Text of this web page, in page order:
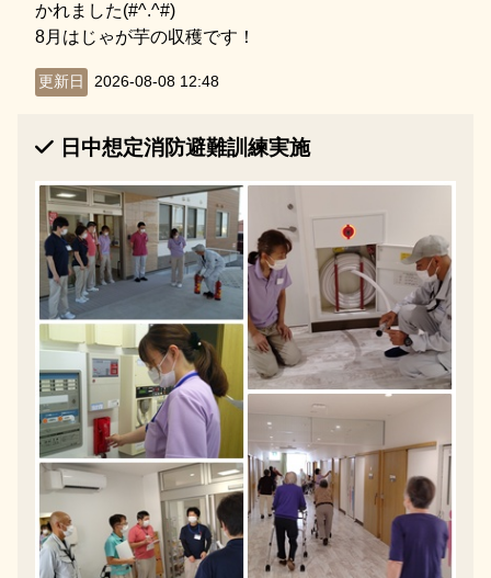
かれました(#^.^#)
8月はじゃが芋の収穫です！
更新日 2026-08-08 12:48
日中想定消防避難訓練実施